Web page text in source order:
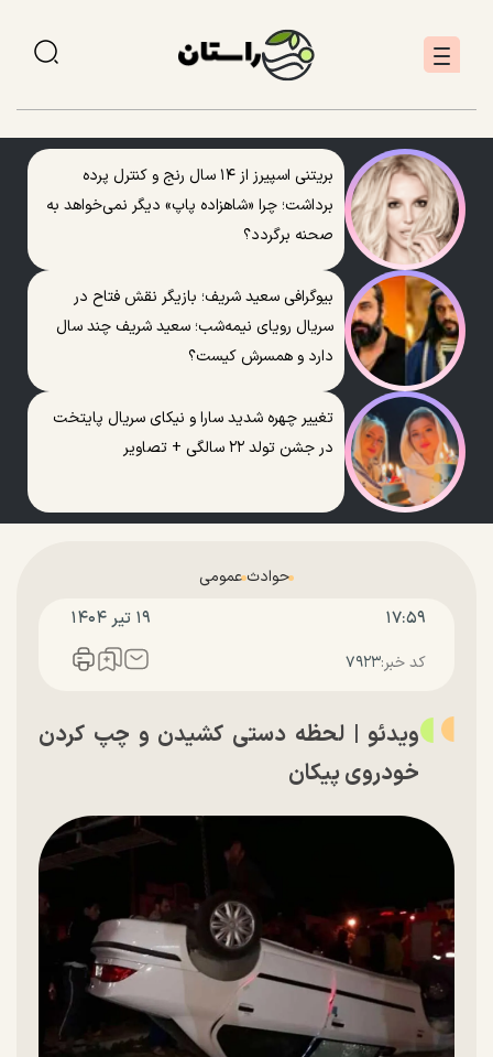
بریتنی اسپیرز از ۱۴ سال رنج و کنترل پرده
برداشت؛ چرا «شاهزاده پاپ» دیگر نمی‌خواهد به
صحنه برگردد؟
بیوگرافی سعید شریف؛ بازیگر نقش فتاح در
سریال رویای نیمه‌شب؛ سعید شریف چند سال
دارد و همسرش کیست؟
تغییر چهره شدید سارا و نیکای سریال پایتخت
در جشن تولد ۲۲ سالگی + تصاویر
حوادث عمومی
۱۷:۵۹ ۱۹ تير ۱۴۰۴
کد خبر:۷۹۲۳
ویدئو | لحظه دستی کشیدن و چپ کردن
خودروی پیکان